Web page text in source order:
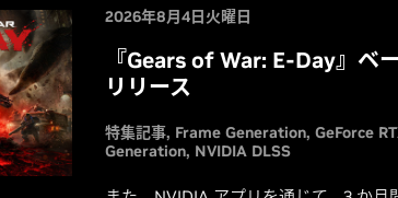
2026年8月4日火曜日
『Gears of War: E-Day』ベ
リリース
特集記事 Frame Generation GeForce
Generation NVIDIA DLSS